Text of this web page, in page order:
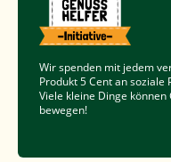
Wir spenden mit jedem
Produkt5 Centan soziale
Viele kleine Dinge können
bewegen!